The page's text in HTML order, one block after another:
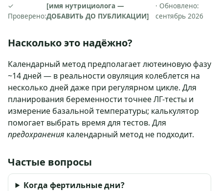
✓
Проверено:
[имя нутрициолога —
ДОБАВИТЬ ДО ПУБЛИКАЦИИ]
· Обновлено:
сентябрь 2026
Насколько это надёжно?
Календарный метод предполагает лютеиновую фазу
~14 дней — в реальности овуляция колеблется на
несколько дней даже при регулярном цикле. Для
планирования беременности точнее ЛГ-тесты и
измерение базальной температуры; калькулятор
помогает выбрать время для тестов. Для
предохранения календарный метод не подходит.
Частые вопросы
Когда фертильные дни?